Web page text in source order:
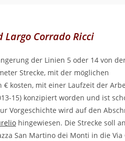
Corrado Ricci
der Linien 5 oder 14 von
Strecke, mit der möglichen
€ kosten, mit einer Laufzeit der
15) konzipiert worden und ist
Vorgeschichte wird auf den
hingewiesen. Die Strecke soll
San Martino dei Monti in die Via